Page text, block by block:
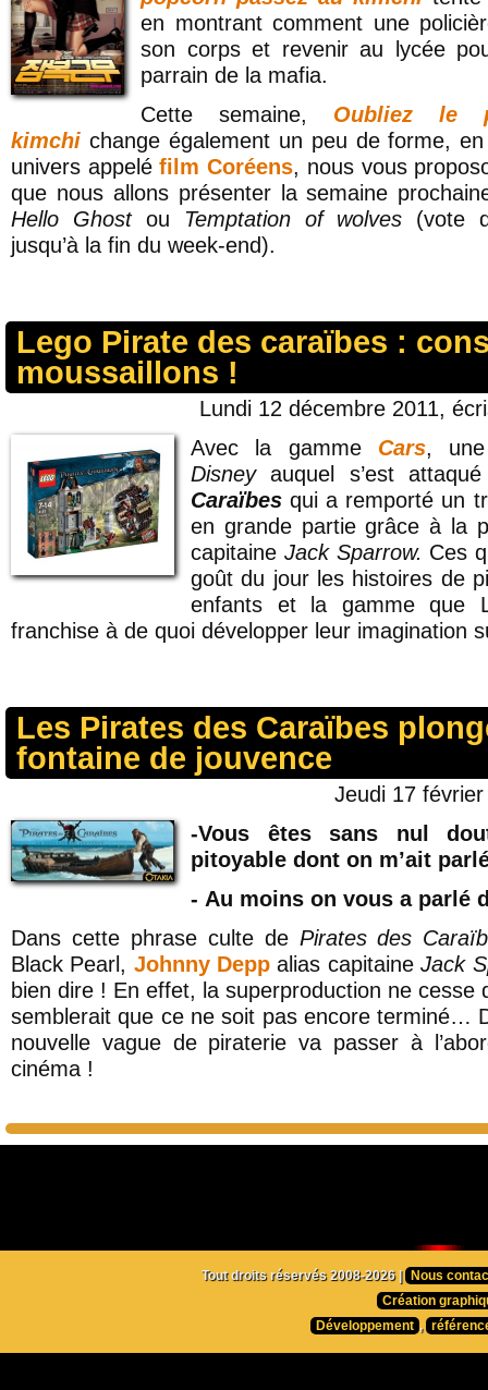
en montrant comment une
son corps et revenir au lycée
parrain de la mafia.
Cette semaine, Oubliez le
kimchi change également un peu de forme,
univers appeléfilm Coréens, nous vous
que nous allons présenter la semaine
Hello Ghostou Temptation of wolves (vote
jusqu’à la fin du week-end).
Lego Pirate des caraïbes :
moussaillons !
Lundi 12 décembre 2011,
Avec la gamme Cars, une
Disneyauquel s’est
Caraïbes qui a remporté un
en grande partie grâce à la
capitaine Jack Sparrow. Ces
goût du jour les histoires de
enfants et la gamme que
franchise à de quoi développer leur imagination
Les Pirates des Caraïbes
fontaine de jouvence
Jeudi 17
-Vous êtes sans nul
pitoyable dont on m’ait
- Au moins on vous a parlé
Dans cette phrase culte de Pirates des
Black Pearl, Johnny Depp alias capitaineJack
bien dire ! En effet, la superproduction ne cesse
semblerait que ce ne soit pas encore terminé…
nouvelle vague de piraterie va passer à
cinéma !
Tout droits réservés 2008-2026 |
Nous
Création
Développement ,